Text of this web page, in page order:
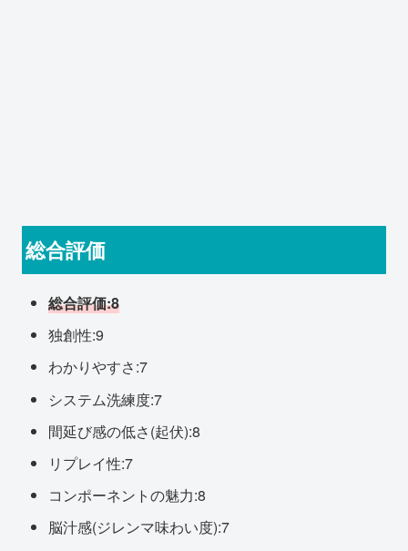
総合評価
総合評価:8
独創性:9
わかりやすさ:7
システム洗練度:7
間延び感の低さ(起伏):8
リプレイ性:7
コンポーネントの魅力:8
脳汁感(ジレンマ味わい度):7